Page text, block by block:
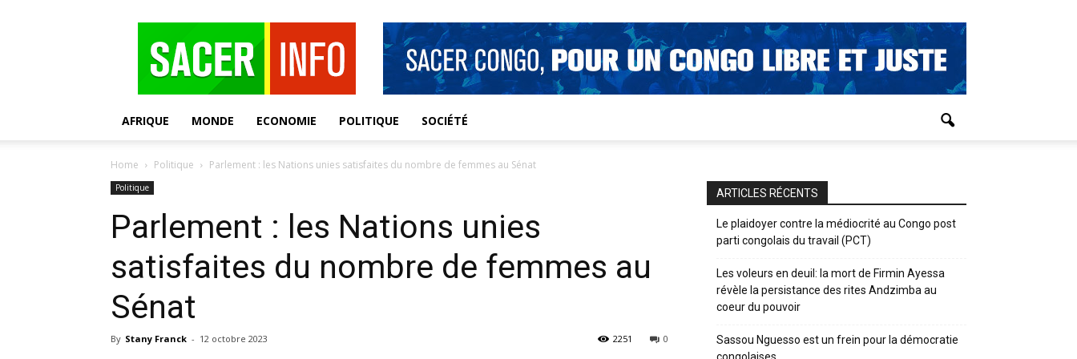
AFRIQUE MONDE ECONOMIE POLITIQUE SOCIÉTÉ
Home Politique Parlement : les Nations unies satisfaites du nombre de femmes au Sénat
Politique
Parlement : les Nations unies
satisfaites du nombre de femmes au
Sénat
By Stany Franck - 12 octobre 2023 0
2251
ARTICLES RÉCENTS
Le plaidoyer contre la médiocrité au Congo post
parti congolais du travail (PCT)
Les voleurs en deuil: la mort de Firmin Ayessa
révèle la persistance des rites Andzimba au
coeur du pouvoir
Sassou Nguesso est un frein pour la démocratie